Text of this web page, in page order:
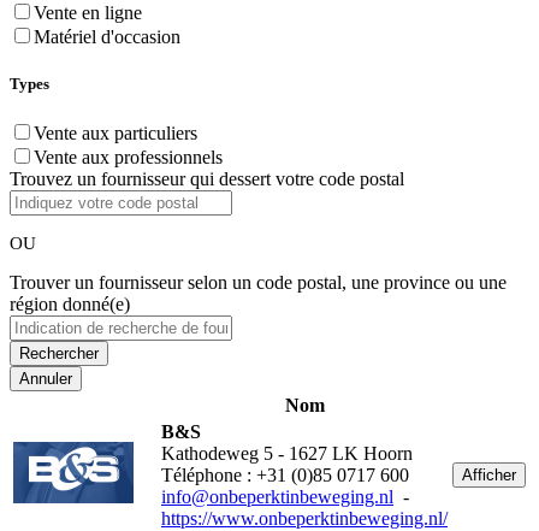
Vente en ligne
Matériel d'occasion
Types
Vente aux particuliers
Vente aux professionnels
Trouvez un fournisseur qui dessert votre code postal
OU
Trouver un fournisseur selon un code postal, une province ou une
région donné(e)
Annuler
Nom
B&S
Kathodeweg 5 - 1627 LK Hoorn
Téléphone : +31 (0)85 0717 600
info@onbeperktinbeweging.nl -
https://www.onbeperktinbeweging.nl/
Afficher